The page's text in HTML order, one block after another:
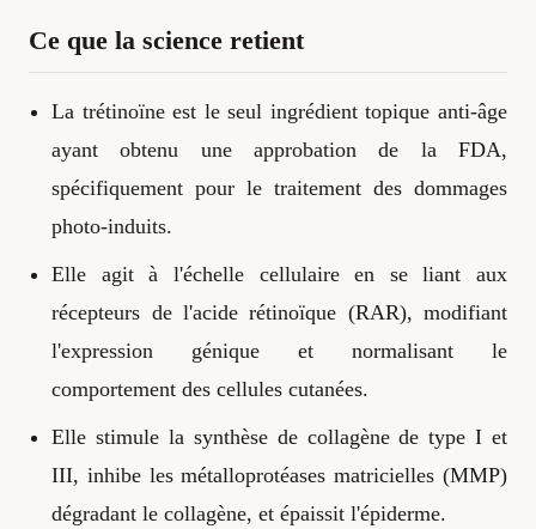
Ce que la science retient
La trétinoïne est le seul ingrédient topique anti-âge
ayant obtenu une approbation de la FDA,
spécifiquement pour le traitement des dommages
photo-induits.
Elle agit à l'échelle cellulaire en se liant aux
récepteurs de l'acide rétinoïque (RAR), modifiant
l'expression génique et normalisant le
comportement des cellules cutanées.
Elle stimule la synthèse de collagène de type I et
III, inhibe les métalloprotéases matricielles (MMP)
dégradant le collagène, et épaissit l'épiderme.